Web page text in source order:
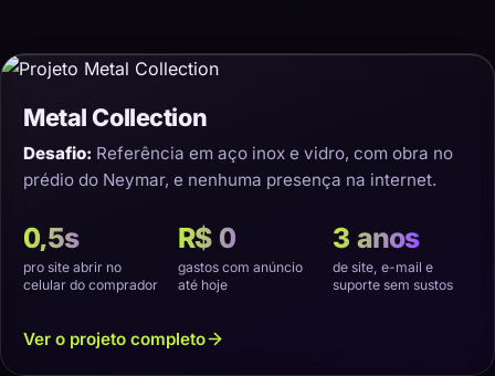
Metal Collection
Desafio: Referência em aço inox e vidro, com obra no
prédio do Neymar, e nenhuma presença na internet.
0,5s
pro site abrir no
celular do comprador
R$ 0
gastos com anúncio
até hoje
3 anos
de site, e-mail e
suporte sem sustos
Ver o projeto completo